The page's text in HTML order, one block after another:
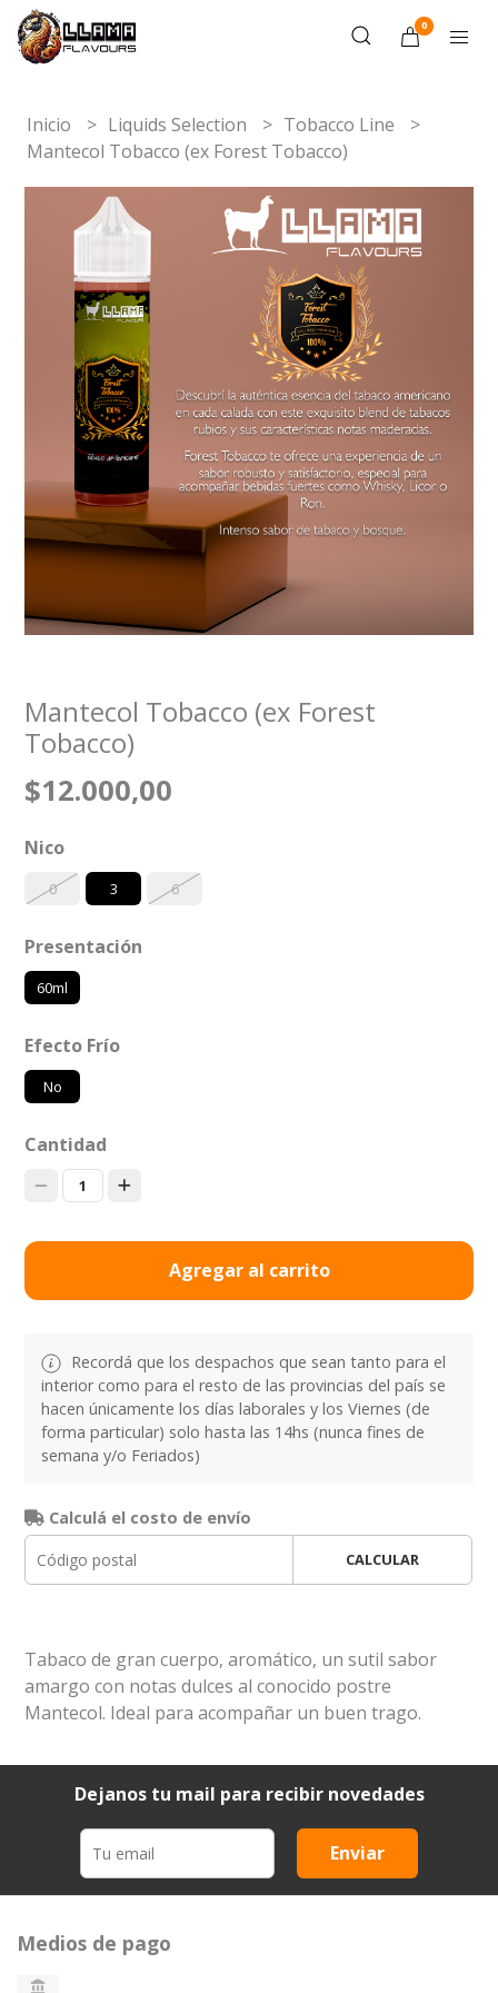
0
Inicio Liquids Selection
Tobacco Line
Mantecol Tobacco (ex Forest Tobacco)
Mantecol Tobacco (ex Forest
Tobacco)
$12.000,00
Nico
0 3 6
Presentación
60ml
Efecto Frío
No
Cantidad
1
Agregar al carrito
Recordá que los despachos que sean tanto para el
interior como para el resto de las provincias del país se
hacen únicamente los días laborales y los Viernes (de
forma particular) solo hasta las 14hs (nunca fines de
semana y/o Feriados)
Calculá el costo de envío
CALCULAR
Tabaco de gran cuerpo, aromático, un sutil sabor
amargo con notas dulces al conocido postre
Mantecol. Ideal para acompañar un buen trago.
Dejanos tu mail para recibir novedades
Enviar
Medios de pago